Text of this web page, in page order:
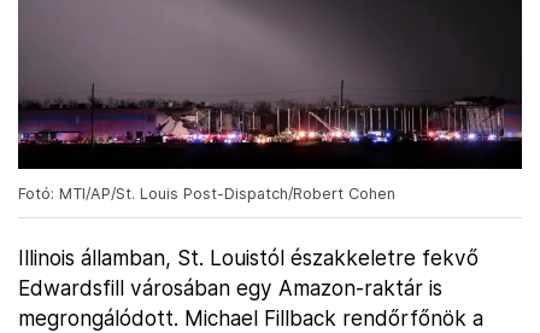
Fotó: MTI/AP/St. Louis Post-Dispatch/Robert Cohen
Illinois államban, St. Louistól északkeletre fekvő
Edwardsfill városában egy Amazon-raktár is
megrongálódott. Michael Fillback rendőrfőnök a